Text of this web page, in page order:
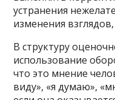
устранения
изменения
В структуру
использование
что это мнение
виду», «я думаю»,